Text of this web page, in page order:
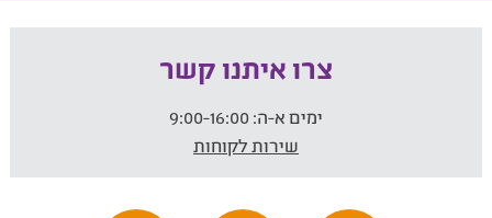
צרו איתנו קשר
ימים א-ה:
שירות לקוחות